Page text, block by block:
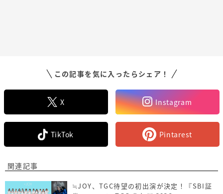
この記事を気に入ったらシェア！
X Instagram
TikTok Pintarest
関連記事
≒JOY、TGC待望の初出演が決定！『SBI証